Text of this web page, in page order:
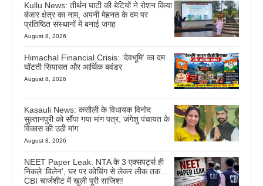
Kullu News: तीर्थन घाटी की बेटियों ने रोशन किया
बंजार क्षेत्र का नाम, अपनी मेहनत के दम पर
प्रतिष्ठित संस्थानों में बनाई जगह
August 8, 2026
Himachal Financial Crisis: ‘देवभूमि’ का दम
घोंटती सियासत और आर्थिक बवंडर
August 8, 2026
Kasauli News: कसौली के विधायक विनोद
सुल्तानपुरी को सौंपा गया मांग पत्र, जंगेशु पंचायत के
विकास की उठी मांग
August 8, 2026
NEET Paper Leak: NTA के 3 एक्सपर्ट्स ही
निकले ‘विलेन’, घर पर कोचिंग से लेकर लीक तक…
CBI चार्जशीट में खुली पूरी साजिश!